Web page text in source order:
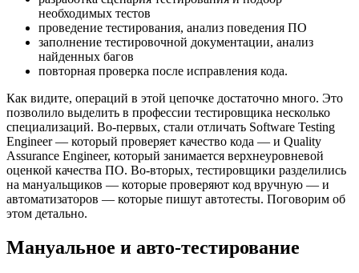
необходимых тестов
проведение тестирования, анализ поведения ПО
заполнение тестировочной документации, анализ
найденных багов
повторная проверка после исправления кода.
Как видите, операций в этой цепочке достаточно много. Это
позволило выделить в профессии тестировщика несколько
специализаций. Во-первых, стали отличать Software Testing
Engineer — который проверяет качество кода — и Quality
Assurance Engineer, который занимается верхнеуровневой
оценкой качества ПО. Во-вторых, тестировщики разделились
на мануальщиков — которые проверяют код вручную — и
автоматизаторов — которые пишут автотесты. Поговорим об
этом детально.
Мануальное и авто-тестирование